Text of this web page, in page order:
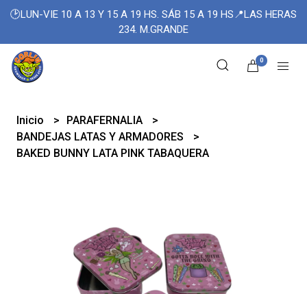
🕑LUN-VIE 10 A 13 Y 15 A 19 HS. SÁB 15 A 19 HS📍LAS HERAS
234. M.GRANDE
0
Inicio
PARAFERNALIA
BANDEJAS LATAS Y ARMADORES
BAKED BUNNY LATA PINK TABAQUERA